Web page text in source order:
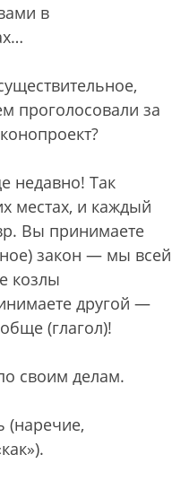
в
проголосовали за
недавно! Так
местах, и каждый
Вы принимаете
закон — мы всей
козлы
другой —
(глагол)!
своим делам.
(наречие,